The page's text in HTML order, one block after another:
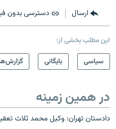
ارسال دسترسی بدون
این مطلب بخشی از:
سیاسی
بایگانی
در همین زمینه
دادستان تهران: وکیل محمد ثلاث